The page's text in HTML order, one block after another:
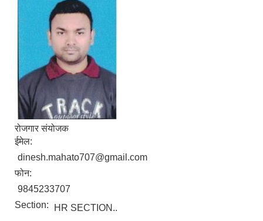
रोजगार संयोजक
ईमेल:
dinesh.mahato707@gmail.com
फोन:
9845233707
Section:
HR SECTION..